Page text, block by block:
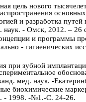
цель нового
и разработка
- Омск, 2012. – 26
и программы
- гигиенических
при зубной
мед. наук. -
биохимические
- 1998. -№1.-С. 24-26.